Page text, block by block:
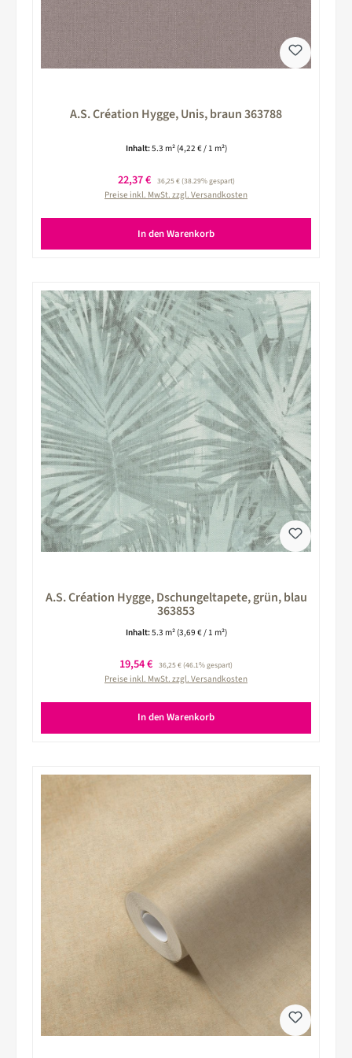
A.S. Création Hygge, Unis, braun 363788
Inhalt:5.3 m² (4,22 € / 1 m²)
Verkaufspreis:
22,37 € Regulärer Preis:
36,25 €(38.29% gespart)
Preise inkl. MwSt. zzgl. Versandkosten
In den Warenkorb
A.S. Création Hygge, Dschungeltapete, grün, blau
363853
Inhalt:5.3 m² (3,69 € / 1 m²)
Verkaufspreis:
19,54 € Regulärer Preis:
36,25 €(46.1% gespart)
Preise inkl. MwSt. zzgl. Versandkosten
In den Warenkorb